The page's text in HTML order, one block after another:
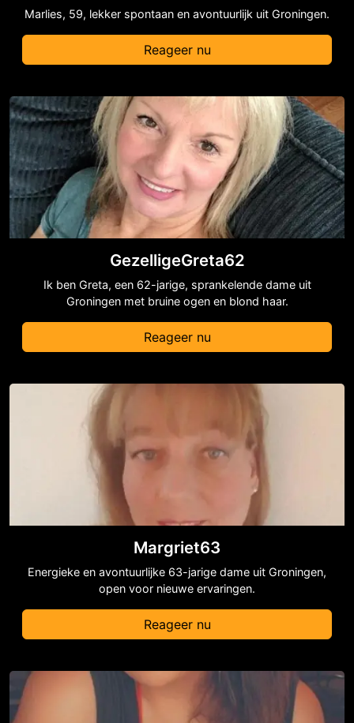
Marlies, 59, lekker spontaan en avontuurlijk uit Groningen.
Reageer nu
GezelligeGreta62
Ik ben Greta, een 62-jarige, sprankelende dame uit
Groningen met bruine ogen en blond haar.
Reageer nu
Margriet63
Energieke en avontuurlijke 63-jarige dame uit Groningen,
open voor nieuwe ervaringen.
Reageer nu